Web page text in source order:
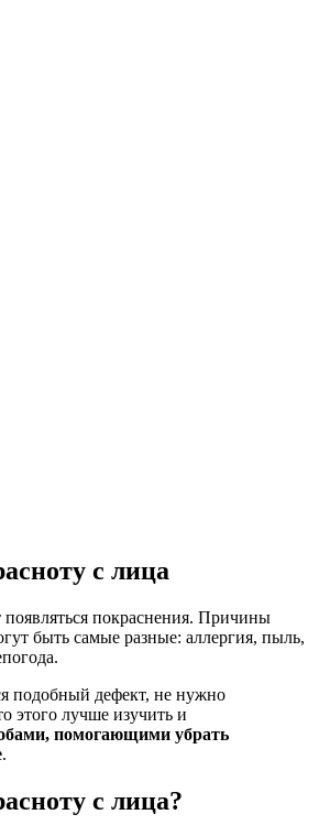
с лица
покраснения. Причины
быть самые разные: аллергия, пыль,
подобный дефект, не нужно
этого лучше изучить и
помогающими убрать
.
с лица?